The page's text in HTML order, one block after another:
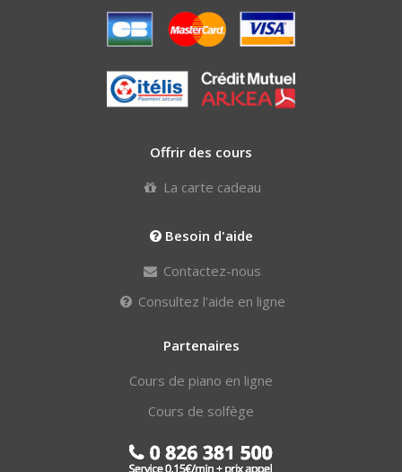
Offrir des cours
La carte cadeau
Besoin d'aide
Contactez-nous
Consultez l'aide en ligne
Partenaires
Cours de piano en ligne
Cours de solfège